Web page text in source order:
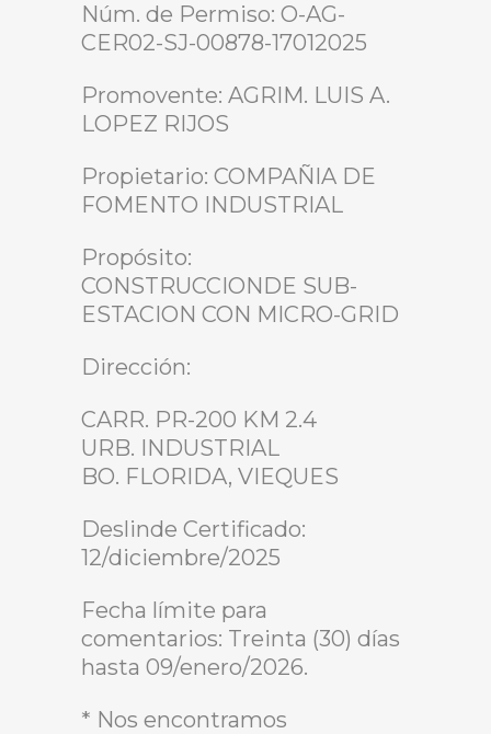
Núm. de Permiso: O-AG-
CER02-SJ-00878-17012025
Promovente: AGRIM. LUIS A.
LOPEZ RIJOS
Propietario: COMPAÑIA DE
FOMENTO INDUSTRIAL
Propósito:
CONSTRUCCIONDE SUB-
ESTACION CON MICRO-GRID
Dirección:
CARR. PR-200 KM 2.4
URB. INDUSTRIAL
BO. FLORIDA, VIEQUES
Deslinde Certificado:
12/diciembre/2025
Fecha límite para
comentarios: Treinta (30) días
hasta 09/enero/2026.
* Nos encontramos